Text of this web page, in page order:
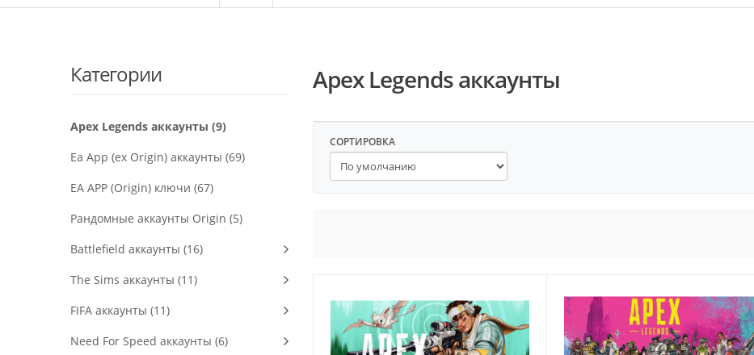
Apex Legends аккаунты
СОРТИРОВКА
Категории
Apex Legends аккаунты (9)
Ea App (ex Origin) аккаунты (69)
EA APP (Origin) ключи (67)
Рандомные аккаунты Origin (5)
Battlefield аккаунты (16)
The Sims аккаунты (11)
FIFA аккаунты (11)
Need For Speed аккаунты (6)